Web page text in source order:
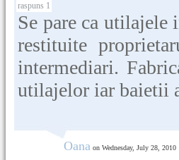
raspuns 1
Se pare ca utilajele
restituite
intermediari.
utilajelor iar baietii
Oana on Wednesday, July 28, 2010